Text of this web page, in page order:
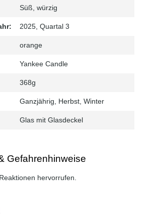
Süß, würzig
2025, Quartal 3
orange
Yankee Candle
368g
Ganzjährig, Herbst, Winter
Glas mit Glasdeckel
Gefahrenhinweise
hervorrufen.